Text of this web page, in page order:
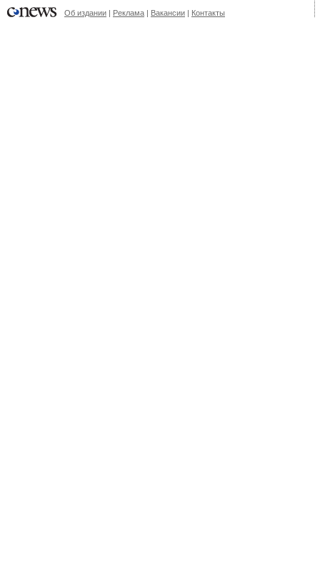
Об издании | Реклама | Вакансии | Контакты